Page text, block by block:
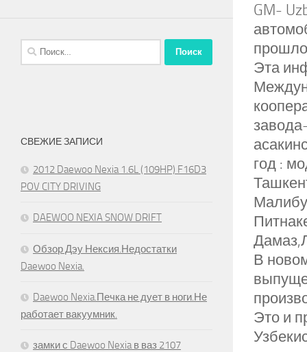
GM-
Эта
год :
В
Это и
Найти:
СВЕЖИЕ ЗАПИСИ
2012 Daewoo Nexia 1.6L (109HP) F16D3
POV CITY DRIVING
DAEWOO NEXIA SNOW DRIFT
Обзор Дэу Нексия.Недостатки
Daewoo Nexia.
Daewoo Nexia.Печка не дует в ноги.Не
работает вакуумник.
замки с Daewoo Nexia в ваз 2107